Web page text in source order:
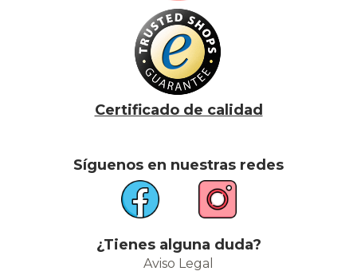
Certificado de calidad
Síguenos en nuestras redes
¿Tienes alguna duda?
Aviso Legal